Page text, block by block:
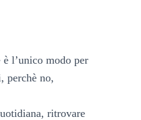
l’unico modo per
perchè no,
ritrovare